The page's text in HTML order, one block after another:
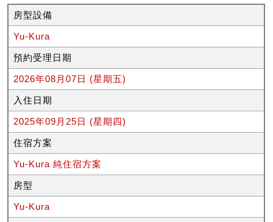
房型設備
Yu-Kura
預約受理日期
2026年08月07日 (星期五)
入住日期
2025年09月25日 (星期四)
住宿方案
Yu-Kura 純住宿方案
房型
Yu-Kura